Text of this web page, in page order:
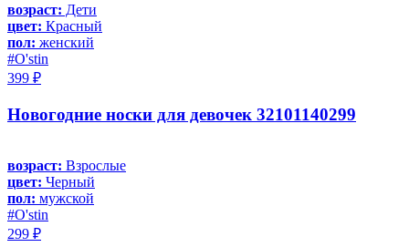
возраст: Дети
цвет: Красный
пол: женский
#O'stin
399 ₽
Новогодние носки для девочек 32101140299
возраст: Взрослые
цвет: Черный
пол: мужской
#O'stin
299 ₽